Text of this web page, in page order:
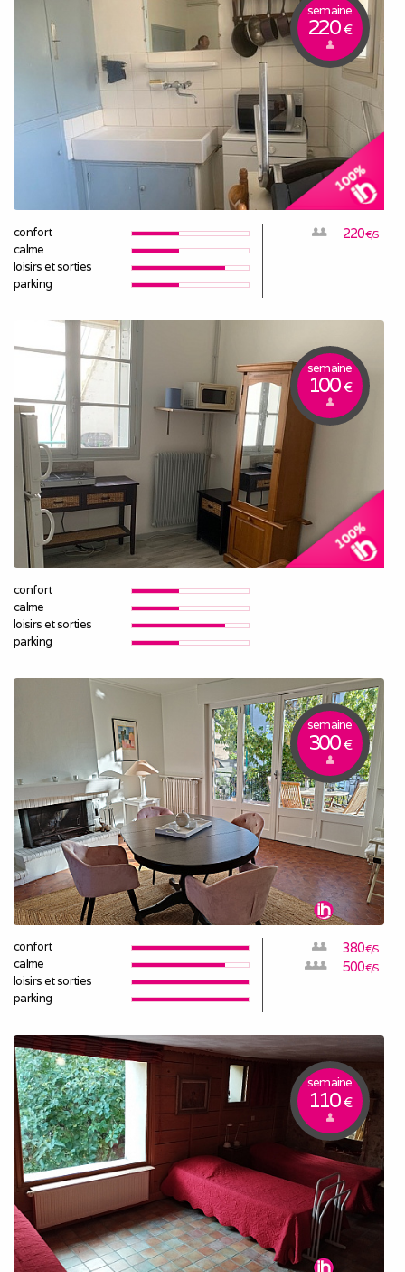
semaine
220€
confort
calme
loisirs et sorties
parking
220€/S
semaine
100€
confort
calme
loisirs et sorties
parking
semaine
300€
confort
calme
loisirs et sorties
parking
380€/S
500€/S
semaine
110€